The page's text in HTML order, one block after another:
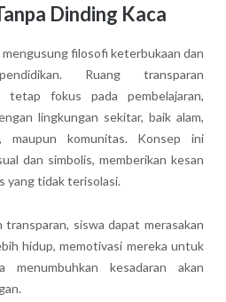
Dinding Kaca
filosofi keterbukaan dan
Ruang transparan
tetap fokus pada pembelajaran,
lingkungan sekitar, baik alam,
maupun komunitas. Konsep ini
dan simbolis, memberikan kesan
yang tidak terisolasi.
siswa dapat merasakan
hidup, memotivasi mereka untuk
menumbuhkan kesadaran akan